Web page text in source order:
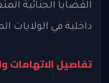
القضايا الجنائية
داخلية في الولايات
تفاصيل الاتهامات